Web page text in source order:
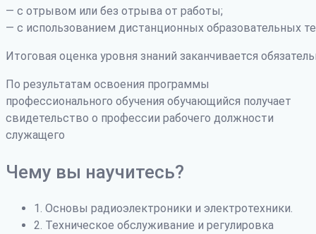
— с отрывом или без отрыва от работы;
— с использованием дистанционных образовательных
Итоговая оценка уровня знаний заканчивается
По результатам освоения программы
профессионального обучения обучающийся получает
свидетельство о профессии рабочего должности
служащего
Чему вы научитесь?
1. Основы радиоэлектроники и электротехники.
2. Техническое обслуживание и регулировка